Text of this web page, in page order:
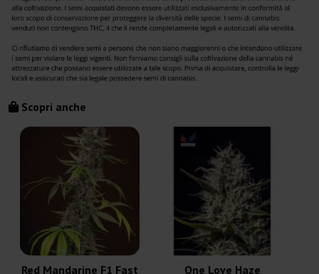
Scopri anche
Red Mandarine F1 Fast
One Love Haze